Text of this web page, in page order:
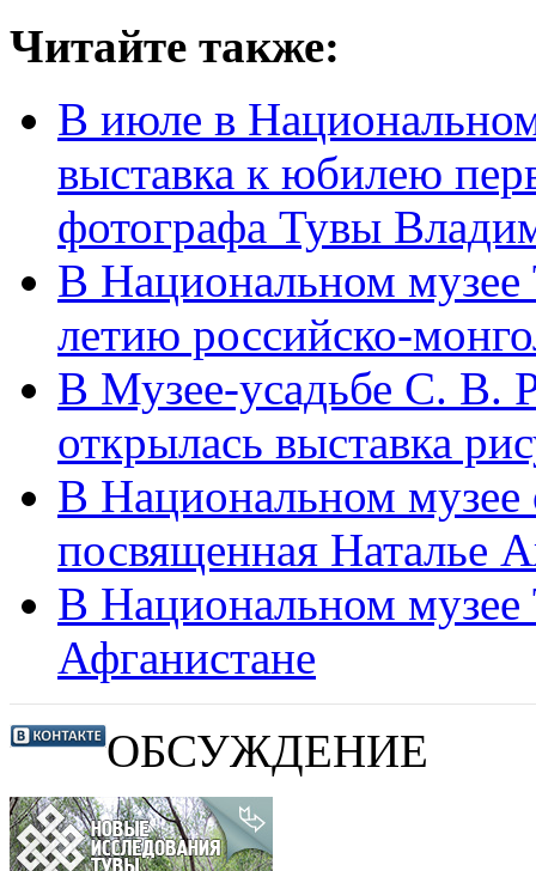
Читайте также:
В июле в
выставка к юбилею
фотографа Тувы
В Национальном музее
летию российско-
В Музее-усадьбе С. В.
открылась выставка
В Национальном музее
посвященная Наталье
В Национальном музее
Афганистане
ОБСУЖДЕНИЕ